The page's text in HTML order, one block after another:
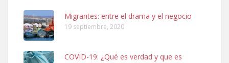
Leales.org » Gran Canaria
Migrantes: entre el drama y el negocio
19 septiembre, 2020
COVID-19: ¿Qué es verdad y que es